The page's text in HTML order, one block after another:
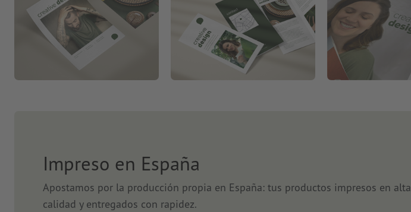
Impreso en España
Apostamos por la producción propia en España: tus productos impresos en alta
calidad y entregados con rapidez.